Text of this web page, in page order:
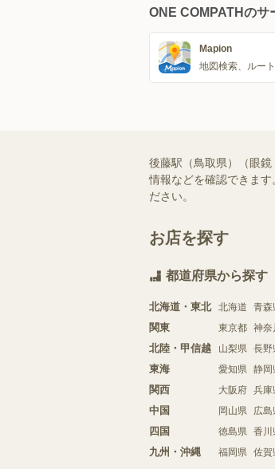
ONE COMPATHのサ
Mapion
地図検索、ルー
後藤駅（鳥取県）（眼
情報などを確認できま
ださい。
お店を探す
都道府県から探す
北海道・東北 北海道 青森
関東 東京都 神奈
北陸・甲信越 山梨県 長野
東海 愛知県 静岡
関西 大阪府 兵庫
中国 岡山県 広島
四国 徳島県 香川
九州・沖縄 福岡県 佐賀